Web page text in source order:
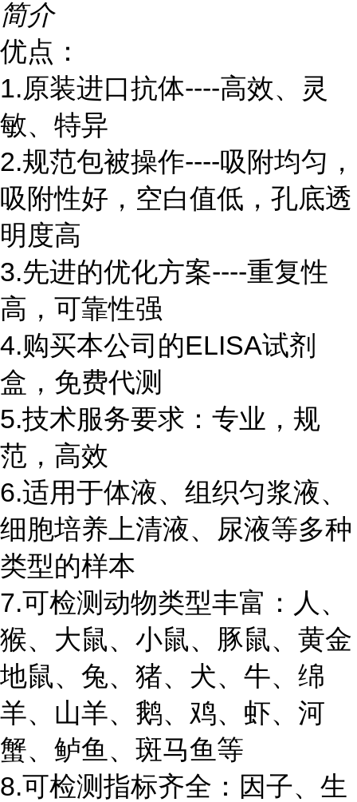
简介
优点：
1.原装进口抗体----高效、灵
敏、特异
2.规范包被操作----吸附均匀，
吸附性好，空白值低，孔底透
明度高
3.先进的优化方案----重复性
高，可靠性强
4.购买本公司的ELISA试剂
盒，免费代测
5.技术服务要求：专业，规
范，高效
6.适用于体液、组织匀浆液、
细胞培养上清液、尿液等多种
类型的样本
7.可检测动物类型丰富：人、
猴、大鼠、小鼠、豚鼠、黄金
地鼠、兔、猪、犬、牛、绵
羊、山羊、鹅、鸡、虾、河
蟹、鲈鱼、斑马鱼等
8.可检测指标齐全：因子、生